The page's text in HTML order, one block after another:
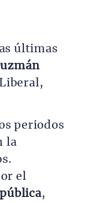
últimas
periodos
la
el
,